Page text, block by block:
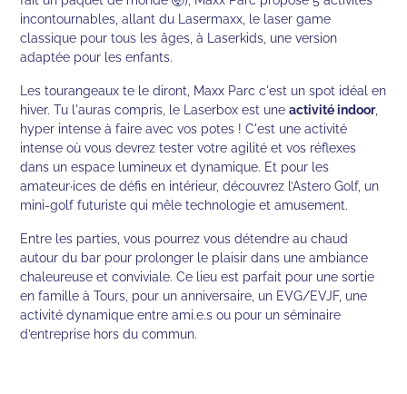
incontournables, allant du Lasermaxx, le laser game
classique pour tous les âges, à Laserkids, une version
adaptée pour les enfants.
Les tourangeaux te le diront, Maxx Parc c'est un spot idéal en
hiver. Tu l'auras compris, le Laserbox est uneactivité indoor,
hyper intense à faire avec vos potes ! C'est une activité
intense où vous devrez tester votre agilité et vos réflexes
dans un espace lumineux et dynamique. Et pour les
amateur·ices de défis en intérieur, découvrez l’Astero Golf, un
mini-golf futuriste qui mêle technologie et amusement.
Entre les parties, vous pourrez vous détendre au chaud
autour du bar pour prolonger le plaisir dans une ambiance
chaleureuse et conviviale. Ce lieu est parfait pour une sortie
en famille à Tours, pour un anniversaire, un EVG/EVJF, une
activité dynamique entre ami.e.s ou pour un séminaire
d’entreprise hors du commun.